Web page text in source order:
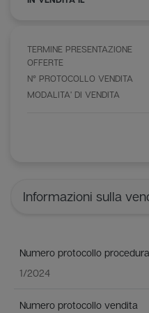
vani, Sup. cat. tot. mq 103,
Autorimessa - Catasto
Legionari, Foglio 4, Part.
TERMINE PRESENTAZIONE
OFFERTE
N° PROTOCOLLO VENDITA
MODALITA' DI VENDITA
Informazioni sulla
Numero protocollo procedura
1/2024
Numero protocollo vendita